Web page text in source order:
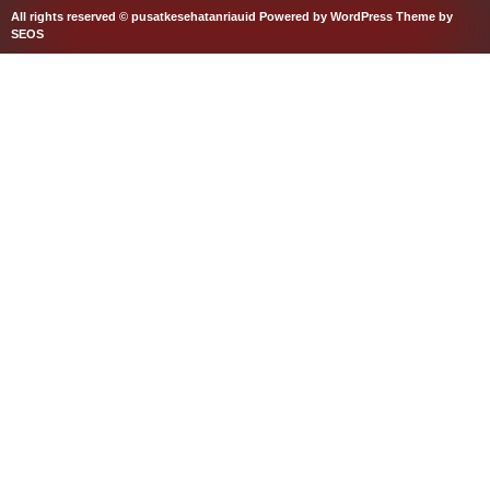
All rights reserved © pusatkesehatanriauid Powered by WordPress Theme by
SEOS